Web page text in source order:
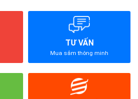
TƯ VẤN
Mua sắm thông minh